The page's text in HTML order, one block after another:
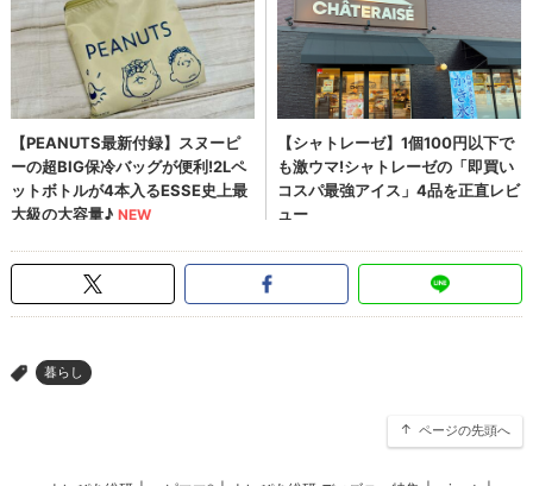
> 暮らし
ページの先頭へ